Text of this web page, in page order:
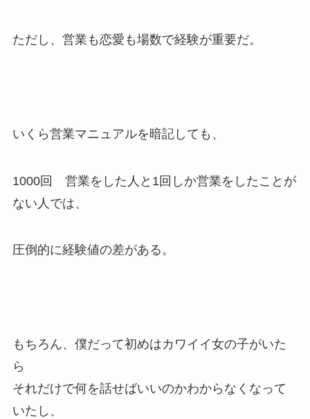
ただし、営業も恋愛も場数で経験が重要だ。
いくら営業マニュアルを暗記しても、
1000回 営業をした人と1回しか営業をしたことが
ない人では、
圧倒的に経験値の差がある。
もちろん、僕だって初めはカワイイ女の子がいた
ら
それだけで何を話せばいいのかわからなくなって
いたし、